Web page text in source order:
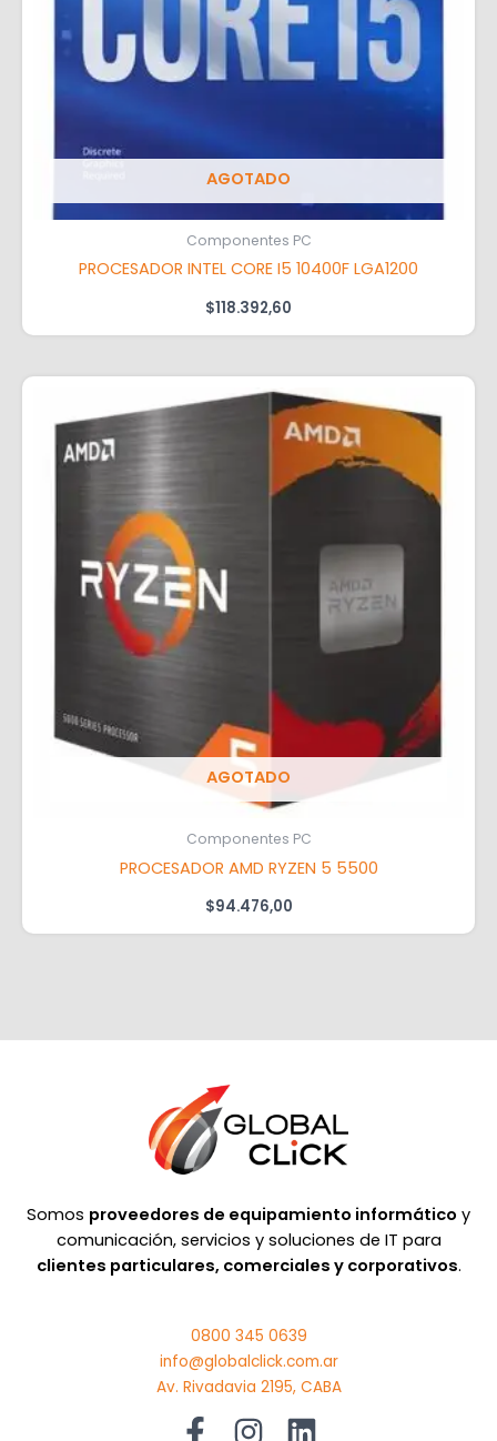
AGOTADO
Componentes PC
PROCESADOR INTEL CORE I5 10400F LGA1200
$118.392,60
AGOTADO
Componentes PC
PROCESADOR AMD RYZEN 5 5500
$94.476,00
Somos proveedores de equipamiento informático y
comunicación, servicios y soluciones de IT para
clientes particulares, comerciales y corporativos.
0800 345 0639
info@globalclick.com.ar
Av. Rivadavia 2195, CABA